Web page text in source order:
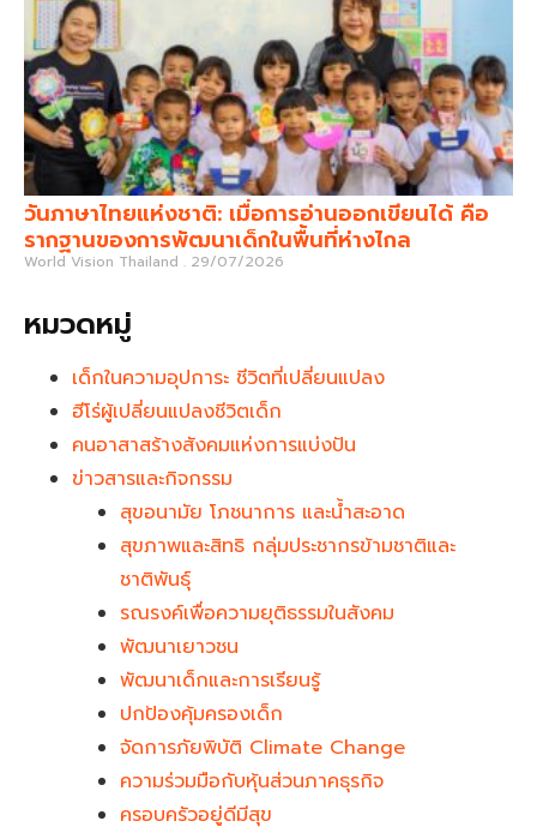
วันภาษาไทยแห่งชาติ: เมื่อการอ่านออกเขียนได้ คือ
รากฐานของการพัฒนาเด็กในพื้นที่ห่างไกล
World Vision Thailand 29/07/2026
หมวดหมู่
เด็กในความอุปการะ ชีวิตที่เปลี่ยนแปลง
ฮีโร่ผู้เปลี่ยนแปลงชีวิตเด็ก
คนอาสาสร้างสังคมแห่งการแบ่งปัน
ข่าวสารและกิจกรรม
สุขอนามัย โภชนาการ และน้ำสะอาด
สุขภาพและสิทธิ กลุ่มประชากรข้ามชาติและ
ชาติพันธุ์
รณรงค์เพื่อความยุติธรรมในสังคม
พัฒนาเยาวชน
พัฒนาเด็กและการเรียนรู้
ปกป้องคุ้มครองเด็ก
จัดการภัยพิบัติ Climate Change
ความร่วมมือกับหุ้นส่วนภาคธุรกิจ
ครอบครัวอยู่ดีมีสุข